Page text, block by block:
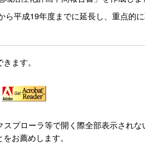
平成19年度までに延長し、重点
ます。
プローラ等で開く際全部表示され
お薦めします。